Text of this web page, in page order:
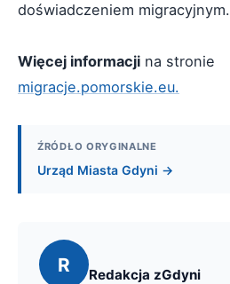
doświadczeniem migracyjnym.
Więcej informacji na stronie
migracje.pomorskie.eu.
ŹRÓDŁO ORYGINALNE
Urząd Miasta Gdyni →
R Redakcja zGdyni